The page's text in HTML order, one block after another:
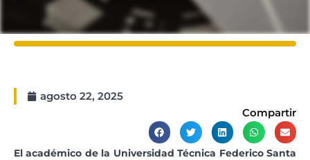
agosto 22, 2025
Compartir
El académico de la Universidad Técnica Federico Santa